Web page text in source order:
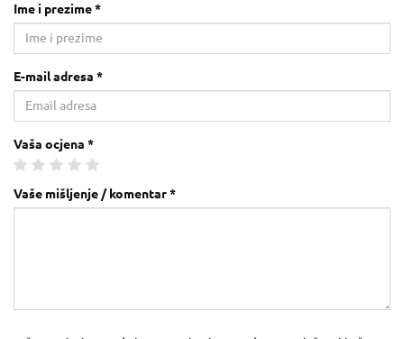
Ime i prezime *
E-mail adresa *
Vaša ocjena *
Vaše mišljenje / komentar *